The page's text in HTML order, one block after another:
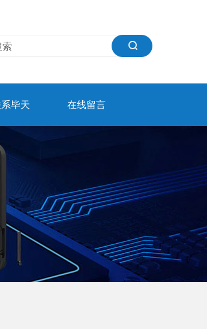
毕天 在线留言